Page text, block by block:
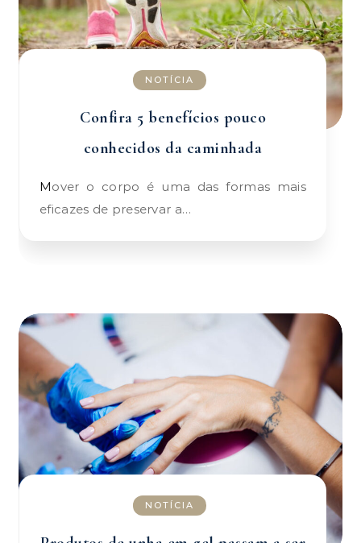
NOTÍCIA
Confira 5 benefícios pouco
conhecidos da caminhada
Mover o corpo é uma das formas mais
eficazes de preservar a…
NOTÍCIA